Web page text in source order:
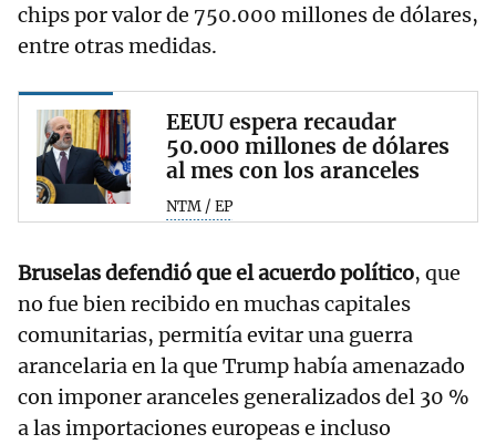
chips por valor de 750.000 millones de dólares,
entre otras medidas.
EEUU espera recaudar
50.000 millones de dólares
al mes con los aranceles
NTM / EP
Bruselas defendió que el acuerdo político, que
no fue bien recibido en muchas capitales
comunitarias, permitía evitar una guerra
arancelaria en la que Trump había amenazado
con imponer aranceles generalizados del 30 %
a las importaciones europeas e incluso